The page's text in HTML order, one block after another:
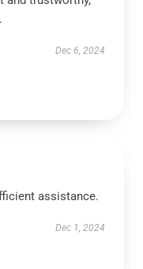
Dec 6, 2024
assistance.
Dec 1, 2024